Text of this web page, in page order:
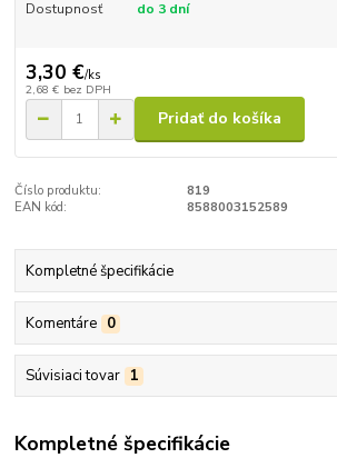
Dostupnosť do 3 dní
3,30 €/ks
2,68 € bez DPH
Pridať do košíka
Číslo produktu:
819
EAN kód:
8588003152589
Kompletné špecifikácie
Komentáre 0
Súvisiaci tovar 1
Kompletné špecifikácie